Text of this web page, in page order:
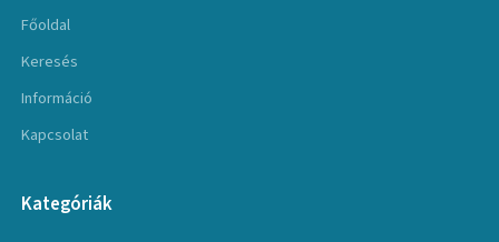
Főoldal
Keresés
Információ
Kapcsolat
Kategóriák